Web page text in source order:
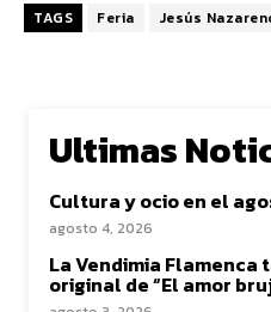
TAGS Feria Jesús
Ultimas
Cultura y ocio en el
agosto 4, 2026
La Vendimia Flamenca
original de “El amor